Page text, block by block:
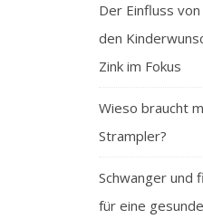
Der Einfluss
den
Zink im Fokus
Wieso braucht
Strampler?
Schwanger und
für eine